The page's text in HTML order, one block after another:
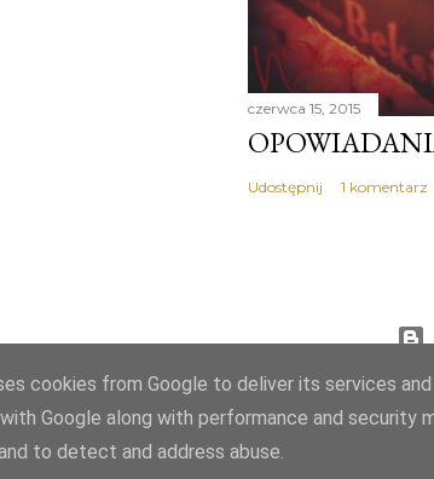
czerwca 15, 2015
Udostępnij 1 komentarz
cookies from Google to deliver its services
Google along with performance and
to detect and address abuse.